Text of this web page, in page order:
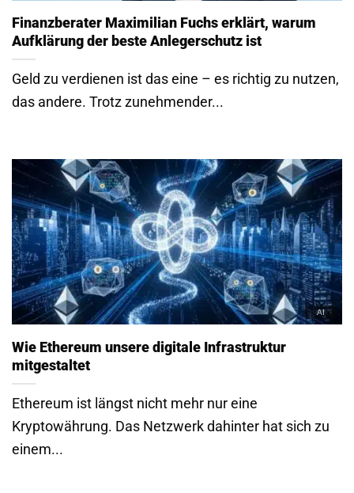
Finanzberater Maximilian Fuchs erklärt, warum
Aufklärung der beste Anlegerschutz ist
Geld zu verdienen ist das eine – es richtig zu nutzen,
das andere. Trotz zunehmender...
Wie Ethereum unsere digitale Infrastruktur
mitgestaltet
Ethereum ist längst nicht mehr nur eine
Kryptowährung. Das Netzwerk dahinter hat sich zu
einem...